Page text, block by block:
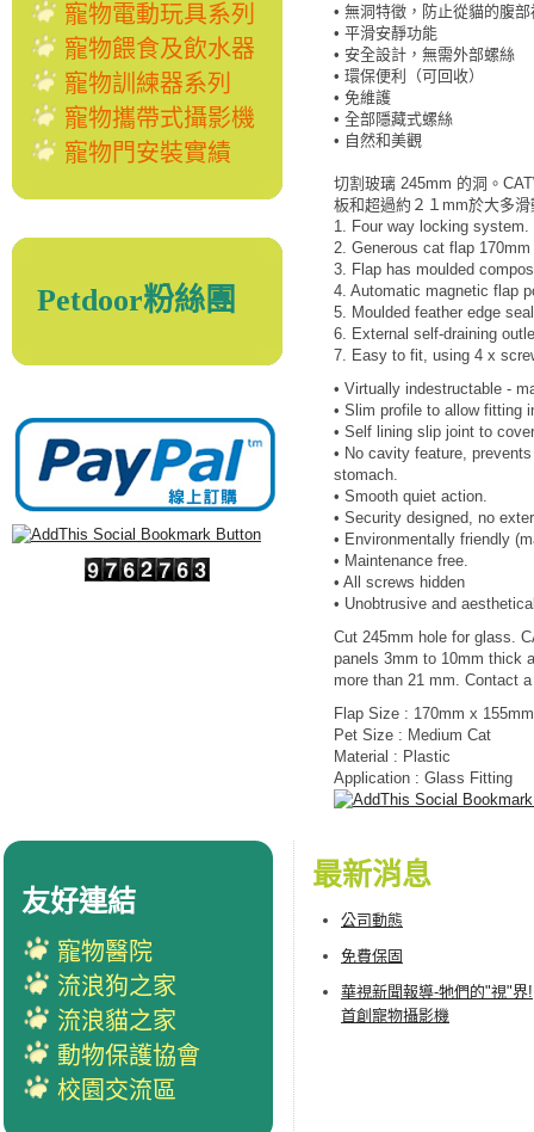
寵物電動玩具系列
寵物餵食及飲水器
寵物訓練器系列
寵物攜帶式攝影機
寵物門安裝實績
Petdoor粉絲團
• 無洞特徵，防止從貓的腹
• 平滑安靜功能
• 安全設計，無需外部螺絲
• 環保便利（可回收）
• 免維護
• 全部隱藏式螺絲
• 自然和美觀
切割玻璃 245mm 的洞。
板和超過約２１mm於大多
1. Four way locking system.
2. Generous cat flap
3. Flap has moulded
4. Automatic magnetic flap
5. Moulded feather edge
6. External self-draining
7. Easy to fit, using 4 x
• Virtually indestructable -
• Slim profile to allow fitting
• Self lining slip joint to
• No cavity feature,
stomach.
• Smooth quiet action.
• Security designed, no
• Environmentally friendly
• Maintenance free.
• All screws hidden
• Unobtrusive and
Cut 245mm hole for glass.
panels 3mm to 10mm thick
more than 21 mm. Contact
Flap Size : 170mm x 155mm
Pet Size : Medium Cat
Material : Plastic
Application : Glass Fitting
最新消息
公司動態
免費保固
華視新聞報導-牠們的"視"界!
首創寵物攝影機
友好連結
寵物醫院
流浪狗之家
流浪貓之家
動物保護協會
校園交流區